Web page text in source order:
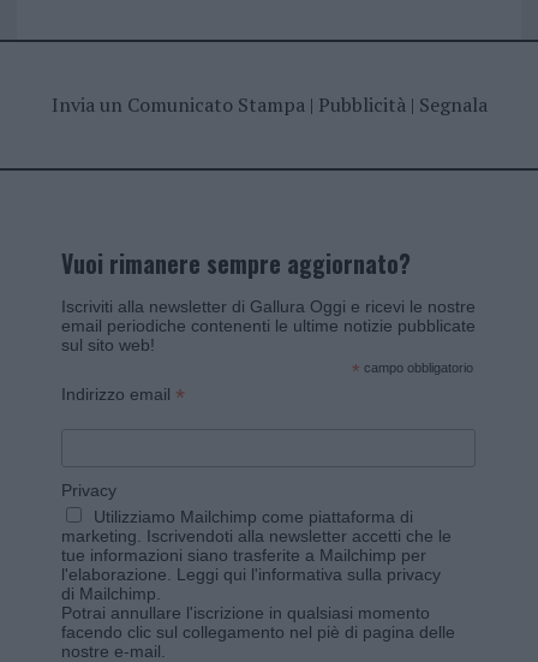
Invia un Comunicato Stampa| Pubblicità| Segnala
Vuoi rimanere sempre aggiornato?
Iscriviti alla newsletter di Gallura Oggi e ricevi le nostre
email periodiche contenenti le ultime notizie pubblicate
sul sito web!
* campo obbligatorio
Indirizzo email *
Privacy
Utilizziamo Mailchimp come piattaforma di
marketing. Iscrivendoti alla newsletter accetti che le
tue informazioni siano trasferite a Mailchimp per
l'elaborazione. Leggi qui l'informativa sulla privacy
di Mailchimp
Potrai annullare l'iscrizione in qualsiasi momento
facendo clic sul collegamento nel piè di pagina delle
nostre e-mail.